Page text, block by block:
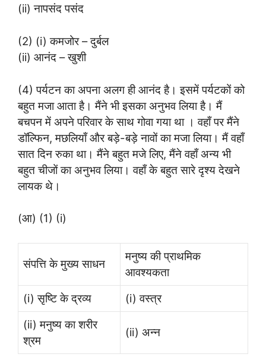
(ii) नापसंद पसंद
(2) (i) कमजोर – दुर्बल
(ii) आनंद – खुशी
(4) पर्यटन का अपना अलग ही आनंद है। इसमें पर्यटकों को
बहुत मजा आता है। मैंने भी इसका अनुभव लिया है। मैं
बचपन में अपने परिवार के साथ गोवा गया था । वहाँ पर मैंने
डॉल्फिन, मछलियाँ और बड़े-बड़े नावों का मजा लिया। मैं वहाँ
सात दिन रुका था। मैंने बहुत मजे लिए, मैंने वहाँ अन्य भी
बहुत चीजों का अनुभव लिया। वहाँ के बहुत सारे दृश्य देखने
लायक थे।
(आ) (1) (i)
संपत्ति के मुख्य साधन
मनुष्य की प्राथमिक
आवश्यकता
(i) सृष्टि के द्रव्य
(i) वस्त्र
(ii) मनुष्य का शरीर
श्रम
(ii) अन्न